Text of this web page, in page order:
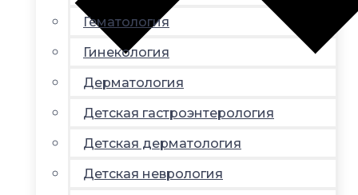
Гематология
Гинекология
Дерматология
Детская гастроэнтерология
Детская дерматология
Детская неврология